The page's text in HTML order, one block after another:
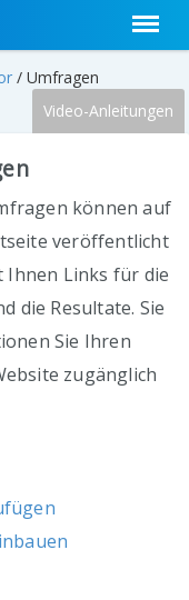
/ Umfragen
Video-Anleitungen
können auf
veröffentlicht
Ihnen Links für die
die Resultate. Sie
Sie Ihren
zugänglich